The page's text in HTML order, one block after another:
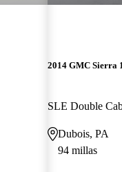
2014 GMC Sierra
SLE Double
Dubois, PA
94 millas